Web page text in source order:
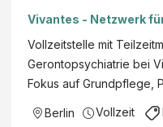
Vivantes - Netzwerk
Vollzeitstelle mit
Gerontopsychiatrie bei
Fokus auf Grundpflege,
Berlin Vollzeit